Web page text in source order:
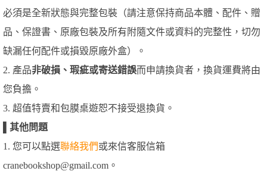
必須是全新狀態與完整包裝（請注意保持商品本體、配件、贈
品、保證書、原廠包裝及所有附隨文件或資料的完整性，切勿
缺漏任何配件或損毀原廠外盒）。
2. 產品非破損、瑕疵或寄送錯誤而申請換貨者，換貨運費將由
您負擔。
3. 超值特賣和包膜桌遊恕不接受退換貨。
其他問題
1. 您可以點選聯絡我們或來信客服信箱
cranebookshop@gmail.com。